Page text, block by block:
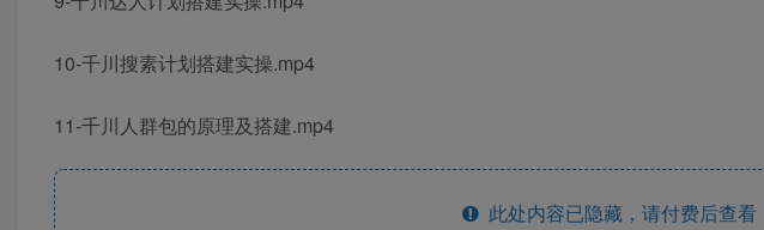
10-千川搜素计划搭建实操.mp4
11-千川人群包的原理及搭建.mp4
此处内容已隐藏，请付费后查看